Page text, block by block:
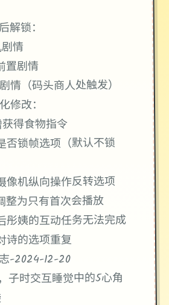
解锁：
情
置剧情
情（码头商人处触发）
修改：
得食物指令
否锁帧选项（默认不锁
像机纵向操作反转选项
整为只有首次会播放
彤姨的互动任务无法完成
诗的选项重复
-2024-12-20
子时交互睡觉中的5心角